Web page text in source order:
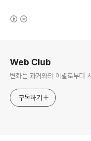
Web Club
변화는 과거와의 이별로부터
구독하기